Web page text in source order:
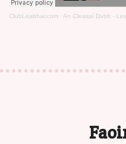
ClubLeabhar.com · An Cleasaí Dubh -